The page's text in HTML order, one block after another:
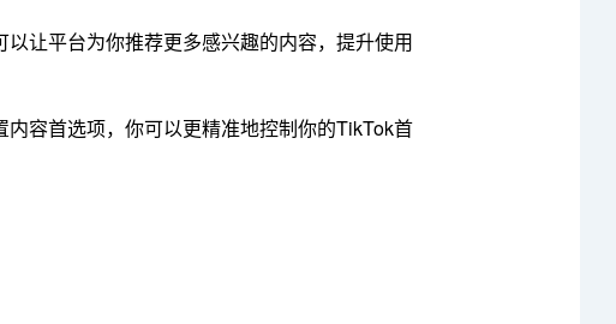
让平台为你推荐更多感兴趣的内容，提升使用
容首选项，你可以更精准地控制你的TikTok首